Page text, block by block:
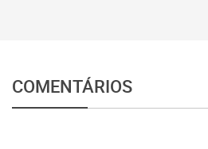
COMENTÁRIOS